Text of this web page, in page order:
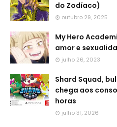
do Zodíaco)
outubro 29, 2025
My Hero
amor e
julho 26, 2023
Shard Squad,
chega aos
horas
julho 31, 2026